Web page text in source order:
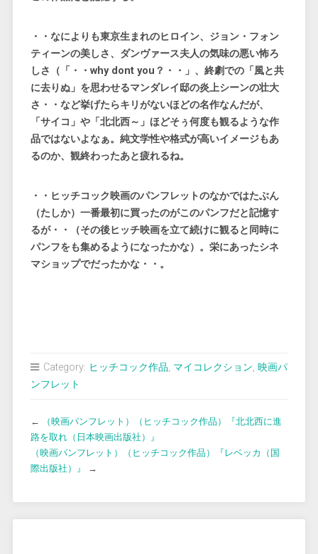
・・なによりも東京生まれのヒロイン、ジョン・フォン
ティーンの美しさ、ダンヴァース夫人の気味の悪い怖ろ
しさ（「・・why dont you？・・」、終劇での「風と共
に去りぬ」を思わせるマンダレイ邸の炎上シーンの壮大
さ・・など挙げたらキリがないほどの名作なんだが、
「サイコ」や「北北西～」ほどそぅ何度も観るような作
品ではないよなぁ。純文学性や格式が高いイメージもあ
るのか、観終わったあと疲れるね。
・・ヒッチコック映画のパンフレットのなかではたぶん
（たしか）一番最初に買ったのがこのパンフだと記憶す
るが・・（その後ヒッチ映画を立て続けに観ると同時に
パンフをも集めるようになったかな）。栄にあったシネ
マショップでだったかな・・。
Category: ヒッチコック作品, マイコレクション, 映画パ
ンフレット
←
（映画パンフレット）（ヒッチコック作品）『北北西に進
路を取れ（日本映画出版社）』
（映画パンフレット）（ヒッチコック作品）『レベッカ（国
際出版社）』
→